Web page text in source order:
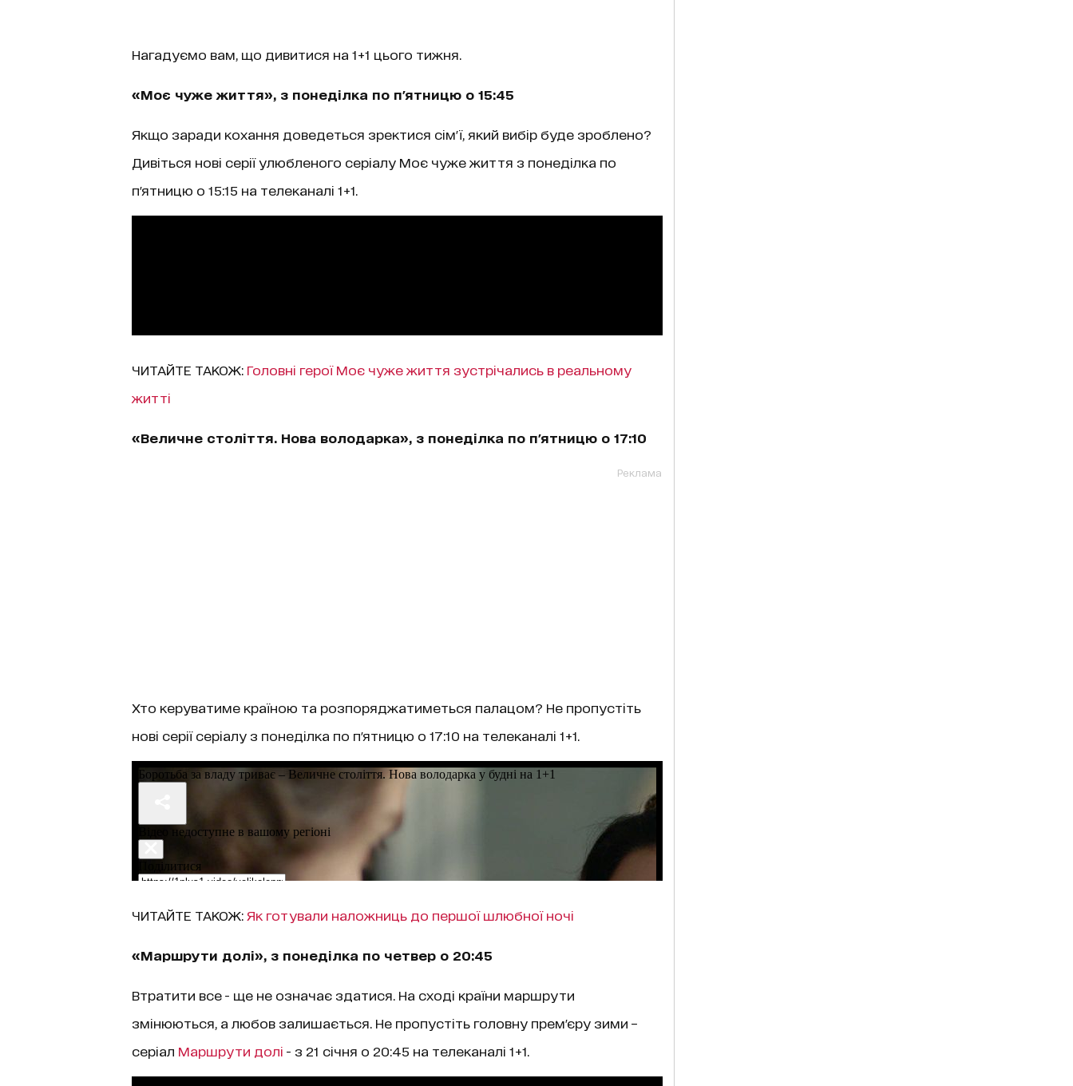
Нагадуємо вам, що дивитися на 1+1 цього тижня.
«Моє чуже життя», з понеділка по п'ятницю о 15:45
Якщо заради кохання доведеться зректися сім'ї, який вибір буде зроблено?
Дивіться нові серії улюбленого серіалу Моє чуже життя з понеділка по
п'ятницю о 15:15 на телеканалі 1+1.
ЧИТАЙТЕ ТАКОЖ: Головні герої Моє чуже життя зустрічались в реальному
житті
«Величне століття. Нова володарка», з понеділка по п'ятницю о 17:10
Реклама
Хто керуватиме країною та розпоряджатиметься палацом? Не пропустіть
нові серії серіалу з понеділка по п'ятницю о 17:10 на телеканалі 1+1.
ЧИТАЙТЕ ТАКОЖ: Як готували наложниць до першої шлюбної ночі
«Маршрути долі», з понеділка по четвер о 20:45
Втратити все - ще не означає здатися. На сході країни маршрути
змінюються, а любов залишається. Не пропустіть головну прем'єру зими –
серіал Маршрути долі - з 21 січня о 20:45 на телеканалі 1+1.